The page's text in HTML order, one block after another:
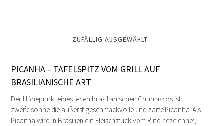
ZUFÄLLIG AUSGEWÄHLT
PICANHA – TAFELSPITZ VOM GRILL AUF
BRASILIANISCHE ART
Der Höhepunkt eines jeden brasilianischen Churrascos ist
zweifelsohne die äußerst geschmackvolle und zarte Picanha. Als
Picanha wird in Brasilien ein Fleischstück vom Rind bezeichnet,